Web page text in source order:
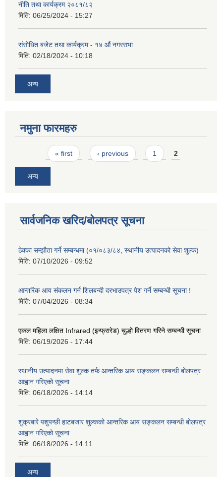
नीति तथा कार्यक्रम २०८१/८२
मिति: 06/25/2024 - 15:27
संसोधित बजेट तथा कार्यक्रम - १४ औं नगरसभा
मिति: 02/18/2024 - 10:18
अन्य
नमुना फारमहरु
Pages« first ‹ previous 1 2
अन्य
सार्वजनिक खरिद/बोलपत्र सूचना
ठेक्का सम्झौता गर्ने सम्बन्धमा (०१/०८३/८४, स्थानीय उत्पादनको सेवा शुल्क)
मिति: 07/10/2026 - 09:52
आन्तरिक आय संकलन गर्न शिलबन्दी दरभाउपत्र पेश गर्ने सम्बन्धी सूचना !
मिति: 07/04/2026 - 08:34
एकल महिला लक्षित Infrared (इन्फ्रारेड) चुल्हो वितरण गरिने सम्बन्धी सूचना
मिति: 06/19/2026 - 17:44
स्थानीय उत्पादनमा सेवा शुल्क तर्फ आन्तरिक आय सङ्कलन सम्बन्धी बोलपत्र
आह्वान गरिएको सूचना
मिति: 06/18/2026 - 14:14
शुक्रबारे पशुपन्छी हाटबजार शुल्कको आन्तरिक आय सङ्कलन सम्बन्धी बोलपत्र
आह्वान गरिएको सूचना
मिति: 06/18/2026 - 14:11
अन्य